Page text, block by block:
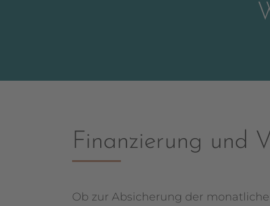
Finanzierung und
Ob zur Absicherung der